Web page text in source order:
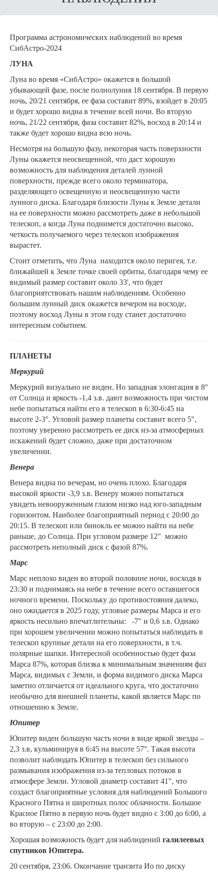
Программа астрономических наблюдений во время
СибАстро-2024
ЛУНА
Луна во время «СибАстро» окажется в большой
убывающей фазе, после полнолуния 18 сентября. В первую
ночь, 20/21 сентября, ее фаза составит 89%, взойдет в 20:05
и будет хорошо видна в течение всей ночи. Во вторую
ночь, 21/22 сентября, фаза составит 82%, восход в 20:14 и
также будет хорошо видна всю ночь.
Несмотря на большую фазу, некоторая часть поверхности
Луны окажется неосвещенной, что даст хорошую
возможность для наблюдения деталей лунной
поверхности, прежде всего около терминатора,
разделяющего освещенную и неосвещенную части
лунного диска. Благодаря близости Луны к Земле детали
на ее поверхности можно рассмотреть даже в небольшой
телескоп, а когда Луна поднимется достаточно высоко,
четкость получаемого через телескоп изображения
вырастет.
Стоит отметить, что Луна находится около перигея, т.е.
ближайшей к Земле точке своей орбиты, благодаря чему ее
видимый размер составит около 33', что будет
благоприятствовать нашим наблюдениям. Особенно
большим лунный диск окажется вечером на восходе,
поэтому восход Луны в этом году станет достаточно
интересным событием.
ПЛАНЕТЫ
Меркурий
Меркурий визуально не виден. Но западная элонгация в 8°
от Солнца и яркость -1,4 з.в. дают возможность при чистом
небе попытаться найти его в телескоп в 6:30-6:45 на
высоте 2-3°. Угловой размер планеты составит всего 5",
поэтому уверенно рассмотреть ее диск из-за атмосферных
искажений будет сложно, даже при достаточном
увеличении.
Венера
Венера видна по вечерам, но очень плохо. Благодаря
высокой яркости -3,9 з.в. Венеру можно попытаться
увидеть невооруженным глазом низко над юго-западным
горизонтом. Наиболее благоприятный период с 20:00 до
20:15. В телескоп или бинокль ее можно найти на небе
раньше, до Солнца. При угловом размере 12" можно
рассмотреть неполный диск с фазой 87%.
Марс
Марс неплохо виден во второй половине ночи, восходя в
23:30 и поднимаясь на небе в течение всего оставшегося
ночного времени. Поскольку до противостояния далеко,
оно ожидается в 2025 году, угловые размеры Марса и его
яркость несильно впечатлительны: -7" и 0,6 з.в. Однако
при хорошем увеличении можно попытаться наблюдать в
телескоп крупные детали на его поверхности, в т.ч.
полярные шапки. Интересной особенностью будет фаза
Марса 87%, которая близка к минимальным значениям фаз
Марса, видимых с Земли, и форма видимого диска Марса
заметно отличается от идеального круга, что достаточно
необычно для внешней планеты, какой является Марс по
отношению к Земле.
Юпитер
Юпитер виден большую часть ночи в виде яркой звезды –
2,3 з.в, кульминируя в 6:45 на высоте 57°. Такая высота
позволит наблюдать Юпитер в телескоп без сильного
размывания изображения из-за тепловых потоков в
атмосфере Земли. Угловой диаметр составит 41", что
создаст благоприятные условия для наблюдений Большого
Красного Пятна и широтных полос облачности. Большое
Красное Пятно в первую ночь будет видно с 3:00 до 6:00, а
во вторую – с 23:00 до 2:00.
Хорошая возможность будет для наблюдений галилеевых
спутников Юпитера.
20 сентября, 23:06. Окончание транзита Ио по диску